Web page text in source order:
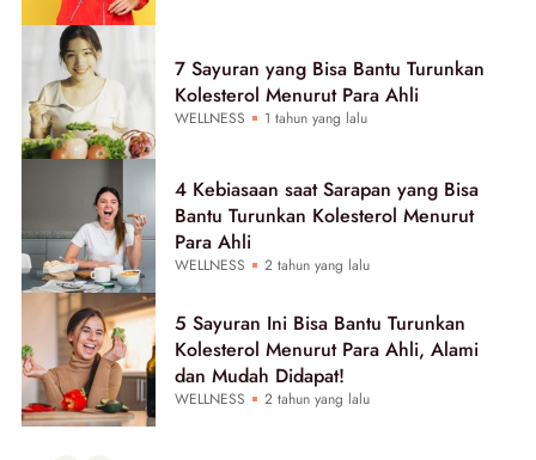
7 Sayuran yang Bisa Bantu Turunkan
Kolesterol Menurut Para Ahli
WELLNESS 1 tahun yang lalu
4 Kebiasaan saat Sarapan yang Bisa
Bantu Turunkan Kolesterol Menurut
Para Ahli
WELLNESS 2 tahun yang lalu
5 Sayuran Ini Bisa Bantu Turunkan
Kolesterol Menurut Para Ahli, Alami
dan Mudah Didapat!
WELLNESS 2 tahun yang lalu